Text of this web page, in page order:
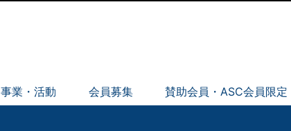
事業・活動 会員募集 賛助会員・ASC会員限定